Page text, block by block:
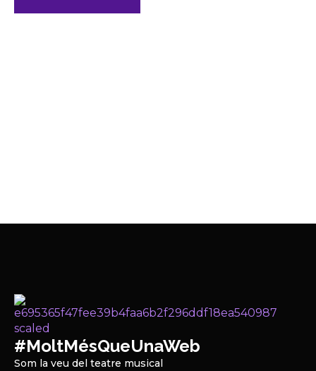
#MoltMésQueUnaWeb
Som la veu del teatre musical